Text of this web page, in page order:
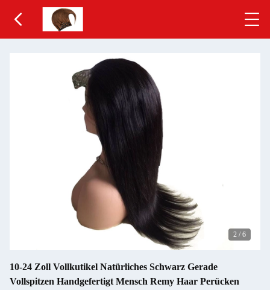
2 / 6
10-24 Zoll Vollkutikel Natürliches Schwarz Gerade
Vollspitzen Handgefertigt Mensch Remy Haar Perücken